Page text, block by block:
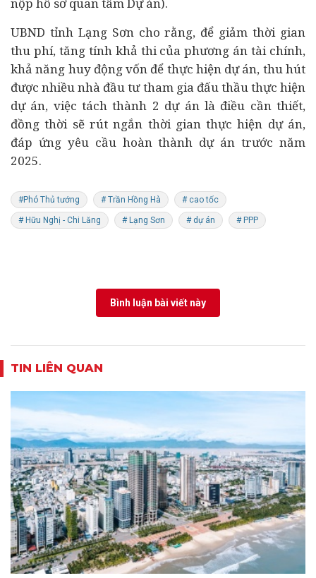
UBND tỉnh Lạng Sơn cho rằng, để giảm thời gian
thu phí, tăng tính khả thi của phương án tài chính,
khả năng huy động vốn để thực hiện dự án, thu hút
được nhiều nhà đầu tư tham gia đấu thầu thực hiện
dự án, việc tách thành 2 dự án là điều cần thiết,
đồng thời sẽ rút ngắn thời gian thực hiện dự án,
đáp ứng yêu cầu hoàn thành dự án trước năm
2025.
#Phó Thủ tướng # Trần Hồng Hà # cao tốc
# Hữu Nghị - Chi Lăng # Lạng Sơn # dự án # PPP
Bình luận bài viết này
TIN LIÊN QUAN